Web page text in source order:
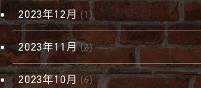
2023年12月(1)
2023年11月(2)
2023年10月 (6)